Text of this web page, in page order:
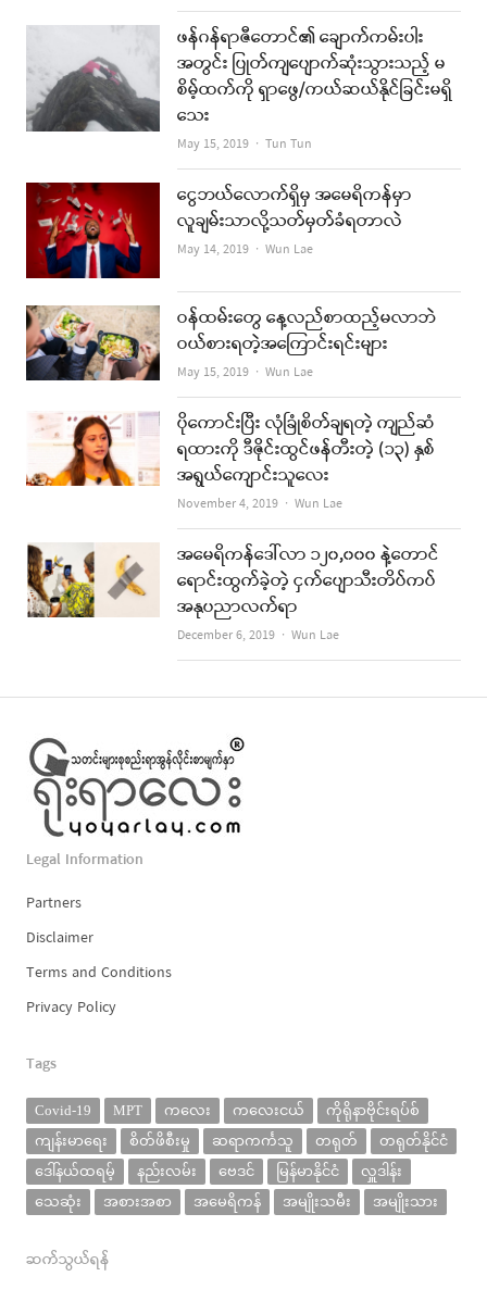
ဖန်ဂန်ရာဇီတောင်၏ ချောက်ကမ်းပါး
အတွင်း ပြုတ်ကျပျောက်ဆုံးသွားသည့် မ
စိမ့်ထက်ကို ရှာဖွေ/ကယ်ဆယ်နိုင်ခြင်းမရှိ
သေး
May 15, 2019 Author
Tun Tun
ငွေဘယ်လောက်ရှိမှ အမေရိကန်မှာ
လူချမ်းသာလို့သတ်မှတ်ခံရတာလဲ
May 14, 2019 Author
Wun Lae
ဝန်ထမ်းတွေ နေ့လည်စာထည့်မလာဘဲ
ဝယ်စားရတဲ့အကြောင်းရင်းများ
May 15, 2019 Author
Wun Lae
ပိုကောင်းပြီး လုံခြုံစိတ်ချရတဲ့ ကျည်ဆံ
ရထားကို ဒီဇိုင်းထွင်ဖန်တီးတဲ့ (၁၃) နှစ်
အရွယ်ကျောင်းသူလေး
November 4, 2019 Author
Wun Lae
အမေရိကန်ဒေါ်လာ ၁၂၀,၀၀၀ နဲ့တောင်
ရောင်းထွက်ခဲ့တဲ့ ငှက်ပျောသီးတိပ်ကပ်
အနုပညာလက်ရာ
December 6, 2019 Author
Wun Lae
Legal Information
Partners
Disclaimer
Terms and Conditions
Privacy Policy
Tags
Covid-19 MPT ကလေး ကလေးငယ်
ကိုရိုနာဗိုင်းရပ်စ်
ကျန်းမာရေး
စိတ်ဖိစီးမှု ဆရာကင်္ကသူ တရုတ်
တရုတ်နိုင်ငံ
ဒေါ်နယ်ထရမ့်
နည်းလမ်း ဗေဒင် မြန်မာနိုင်ငံ
လှူဒါန်း
သေဆုံး
အစားအစာ အမေရိကန် အမျိုးသမီး အမျိုးသား
ဆက်သွယ်ရန်